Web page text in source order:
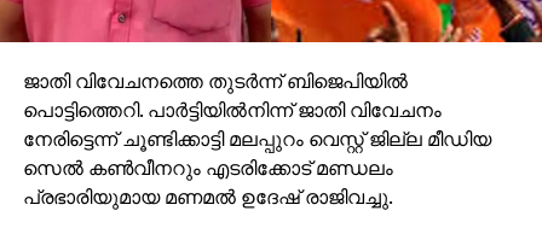
ജാതി വിവേചനത്തെ തുടര്‍ന്ന് ബിജെപിയില്‍
പൊട്ടിത്തെറി. പാര്‍ട്ടിയില്‍നിന്ന് ജാതി വിവേചനം
നേരിട്ടെന്ന് ചൂണ്ടിക്കാട്ടി മലപ്പുറം വെസ്റ്റ് ജില്ല മീഡിയ
സെല്‍ കണ്‍വീനറും എടരിക്കോട് മണ്ഡലം
പ്രഭാരിയുമായ മണമല്‍ ഉദേഷ് രാജിവച്ചു.